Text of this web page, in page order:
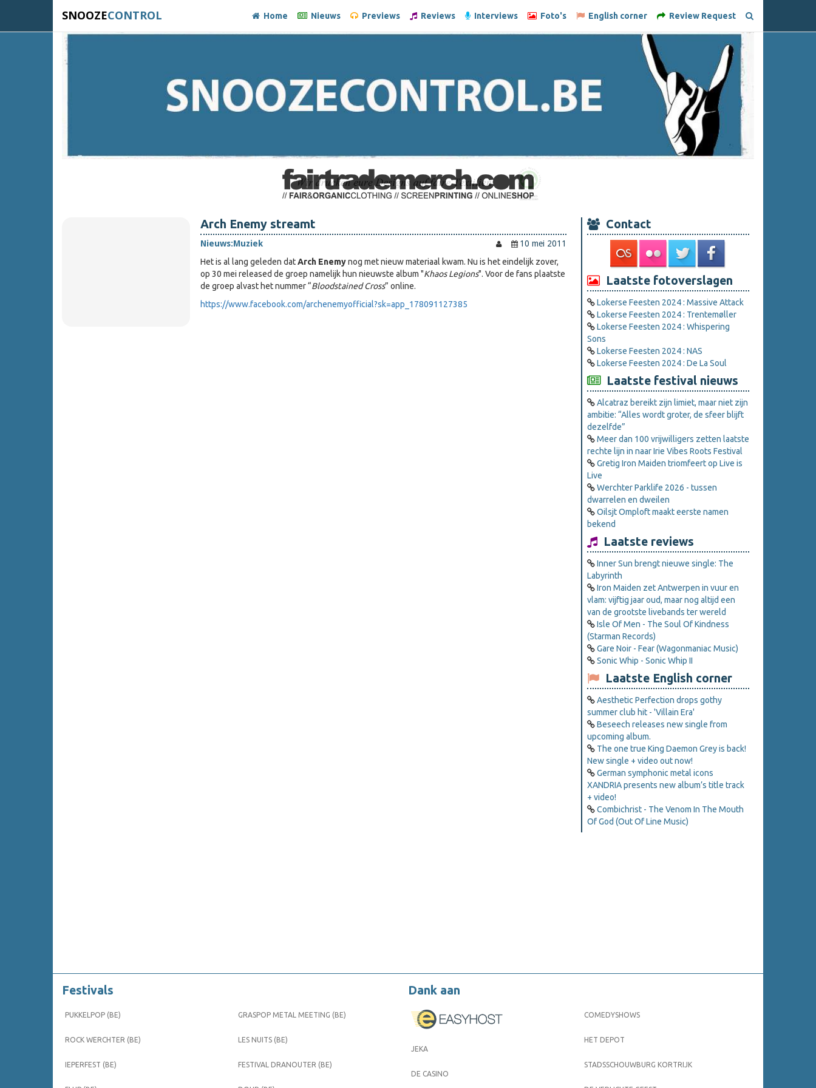
SNOOZECONTROL Home Nieuws Previews Reviews Interviews Foto's English corner Review Request
Arch Enemy streamt
Nieuws:Muziek
10 mei 2011
Het is al lang geleden datArch Enemynog met nieuw materiaal kwam. Nu is het eindelijk zover,
op 30 mei released de groep namelijk hun nieuwste album "Khaos Legions". Voor de fans plaatste
de groep alvast het nummer “Bloodstained Cross” online.
https://www.facebook.com/archenemyofficial?sk=app_178091127385
Contact
Laatste fotoverslagen
Lokerse Feesten 2024 : Massive Attack
Lokerse Feesten 2024 : Trentemøller
Lokerse Feesten 2024 : Whispering
Sons
Lokerse Feesten 2024 : NAS
Lokerse Feesten 2024 : De La Soul
Laatste festival nieuws
Alcatraz bereikt zijn limiet, maar niet zijn
ambitie: “Alles wordt groter, de sfeer blijft
dezelfde”
Meer dan 100 vrijwilligers zetten laatste
rechte lijn in naar Irie Vibes Roots Festival
Gretig Iron Maiden triomfeert op Live is
Live
Werchter Parklife 2026 - tussen
dwarrelen en dweilen
Oilsjt Omploft maakt eerste namen
bekend
Laatste reviews
Inner Sun brengt nieuwe single: The
Labyrinth
Iron Maiden zet Antwerpen in vuur en
vlam: vijftig jaar oud, maar nog altijd een
van de grootste livebands ter wereld
Isle Of Men - The Soul Of Kindness
(Starman Records)
Gare Noir - Fear (Wagonmaniac Music)
Sonic Whip - Sonic Whip II
Laatste English corner
Aesthetic Perfection drops gothy
summer club hit - 'Villain Era'
Beseech releases new single from
upcoming album.
The one true King Daemon Grey is back!
New single + video out now!
German symphonic metal icons
XANDRIA presents new album’s title track
+ video!
Combichrist - The Venom In The Mouth
Of God (Out Of Line Music)
Festivals
PUKKELPOP (BE)
ROCK WERCHTER (BE)
IEPERFEST (BE)
GRASPOP METAL MEETING (BE)
LES NUITS (BE)
FESTIVAL DRANOUTER (BE)
Dank aan
JEKA
DE CASINO
COMEDYSHOWS
HET DEPOT
STADSSCHOUWBURG KORTRIJK